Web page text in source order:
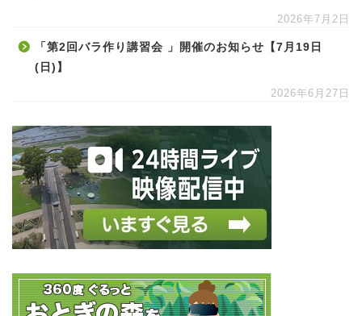
2026年7月2日
「第2回バラ作り講習会 」開催のお知らせ【7月19日
(日)】
2026年6月27日